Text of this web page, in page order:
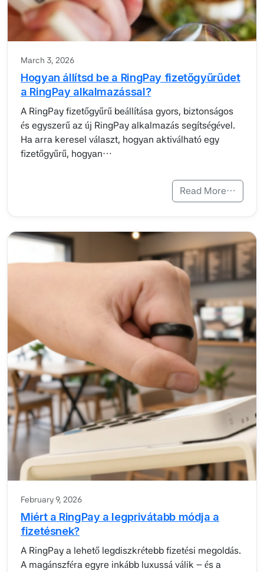
March 3, 2026
Hogyan állítsd be a RingPay fizetőgyűrűdet
a RingPay alkalmazással?
A RingPay fizetőgyűrű beállítása gyors, biztonságos
és egyszerű az új RingPay alkalmazás segítségével.
Ha arra keresel választ, hogyan aktiválható egy
fizetőgyűrű, hogyan…
Read More…
February 9, 2026
Miért a RingPay a legprivátabb módja a
fizetésnek?
A RingPay a lehető legdiszkrétebb fizetési megoldás.
A magánszféra egyre inkább luxussá válik – és a